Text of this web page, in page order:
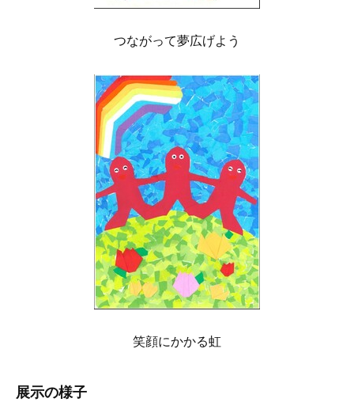
つながって夢広げよう
笑顔にかかる虹
展示の様子